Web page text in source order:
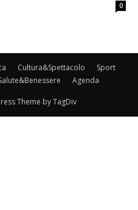
0
Cultura&Spettacolo
Sport
Agenda
Theme by TagDiv